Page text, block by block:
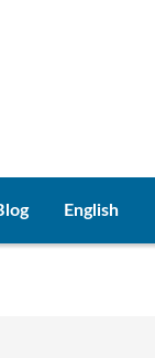
English